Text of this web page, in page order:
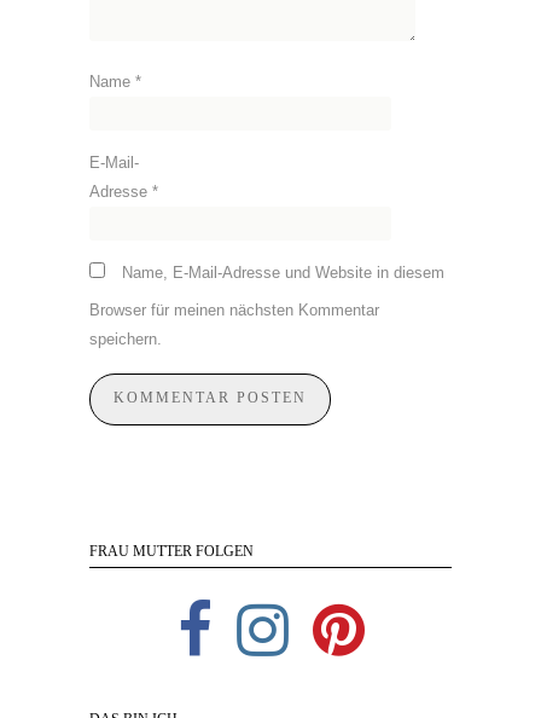
Name *
E-Mail-
Adresse *
Name, E-Mail-Adresse und Website in diesem
Browser für meinen nächsten Kommentar
speichern.
FRAU MUTTER FOLGEN